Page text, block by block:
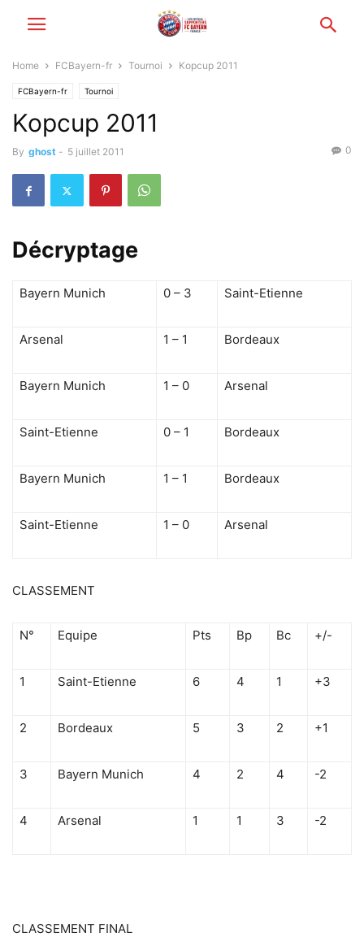
Home FCBayern-fr Tournoi Kopcup 2011
FCBayern-fr Tournoi
Kopcup 2011
By ghost - 5 juillet 2011 0
Décryptage
Bayern Munich 0 – 3 Saint-Etienne
Arsenal 1 – 1 Bordeaux
Bayern Munich 1 – 0 Arsenal
Saint-Etienne 0 – 1 Bordeaux
Bayern Munich 1 – 1 Bordeaux
Saint-Etienne 1 – 0 Arsenal
CLASSEMENT
N° Equipe Pts Bp Bc +/-
1 Saint-Etienne 6 4 1 +3
2 Bordeaux 5 3 2 +1
3 Bayern Munich 4 2 4 -2
4 Arsenal 1 1 3 -2
CLASSEMENT FINAL